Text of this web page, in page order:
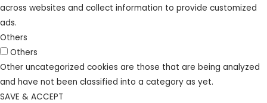
across websites and collect information to provide customized
ads.
Others
Others
Other uncategorized cookies are those that are being analyzed
and have not been classified into a category as yet.
SAVE & ACCEPT